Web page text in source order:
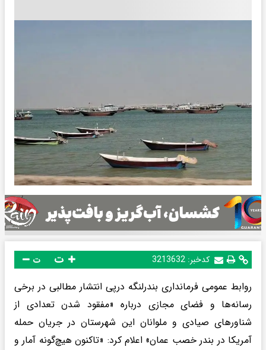
کدخبر: 3213632 ت
روابط عمومی فرمانداری بندرلنگه درپی انتشار مطالبی در برخی
رسانه‌ها و فضای مجازی درباره «مفقود شدن تعدادی از
شناورهای صیادی و ملوانان این شهرستان در جریان حمله
آمریکا در بندر خصب عمان» اعلام کرد: «تاکنون هیچ‌گونه آمار و